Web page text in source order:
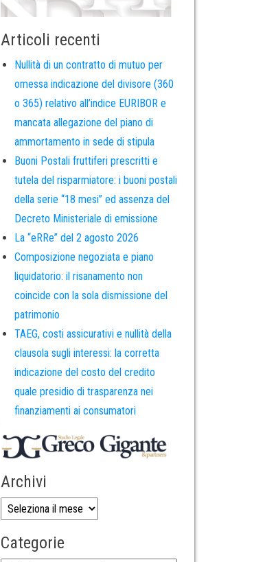
Articoli recenti
Nullità di un contratto di mutuo per
omessa indicazione del divisore (360
o 365) relativo all’indice EURIBOR e
mancata allegazione del piano di
ammortamento in sede di stipula
Buoni Postali fruttiferi prescritti e
tutela del risparmiatore: i buoni postali
della serie “18 mesi” ed assenza del
Decreto Ministeriale di emissione
La “eRRe” del 2 agosto 2026
Composizione negoziata e piano
liquidatorio: il risanamento non
coincide con la sola dismissione del
patrimonio
TAEG, costi assicurativi e nullità della
clausola sugli interessi: la corretta
indicazione del costo del credito
quale presidio di trasparenza nei
finanziamenti ai consumatori
Archivi
Categorie